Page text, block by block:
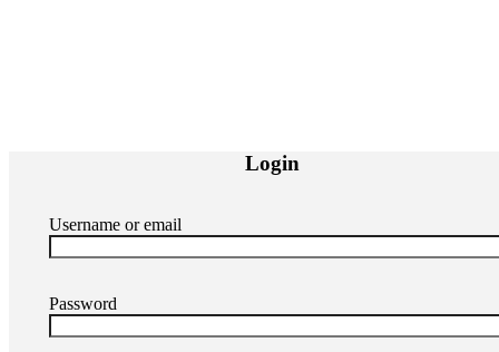
Login
Username or email
Password